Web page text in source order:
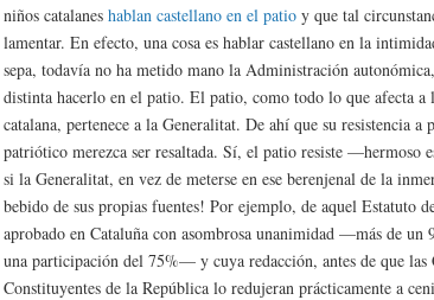
niños catalaneshablan castellano en el patio y que tal
lamentar. En efecto, una cosa es hablar castellano en la
sepa, todavía no ha metido mano la Administración
distinta hacerlo en el patio. El patio, como todo lo que afecta a
catalana, pertenece a la Generalitat. De ahí que su resistencia a
patriótico merezca ser resaltada. Sí, el patio resiste —hermoso
si la Generalitat, en vez de meterse en ese berenjenal de la
bebido de sus propias fuentes! Por ejemplo, de aquel Estatuto
aprobado en Cataluña con asombrosa unanimidad —más de un
una participación del 75%— y cuya redacción, antes de que las
Constituyentes de la República lo redujeran prácticamente a